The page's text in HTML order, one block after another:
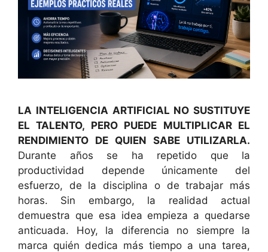
LA INTELIGENCIA ARTIFICIAL NO SUSTITUYE
EL TALENTO, PERO PUEDE MULTIPLICAR EL
RENDIMIENTO DE QUIEN SABE UTILIZARLA.
Durante años se ha repetido que la
productividad depende únicamente del
esfuerzo, de la disciplina o de trabajar más
horas. Sin embargo, la realidad actual
demuestra que esa idea empieza a quedarse
anticuada. Hoy, la diferencia no siempre la
marca quién dedica más tiempo a una tarea,